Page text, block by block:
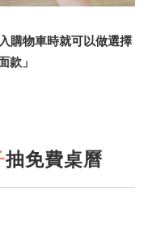
購物車時就可以做選擇
款」
抽免費桌曆